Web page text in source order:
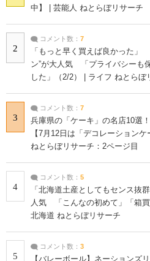
中】 | 芸能人 ねとらぼリサーチ
2
コメント数： 7
「もっと早く買えば良かった」
ン”が大人気 「プライバシーも
した」（2/2） | ライフ ねとらぼ
3
コメント数： 7
兵庫県の「ケーキ」の名店10選
【7月12日は「デコレーション
ねとらぼリサーチ：2ページ目
4
コメント数： 5
「北海道土産としてもセンス抜
人気 「こんなの初めて」「箱買
北海道 ねとらぼリサーチ
5
コメント数： 3
【バレーボール】ネーションズ